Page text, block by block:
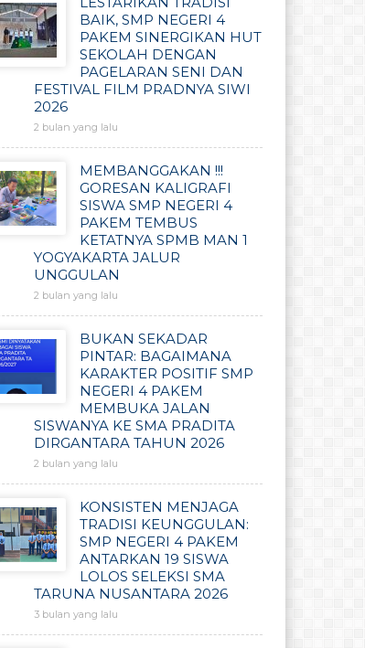
BAIK, SMP NEGERI 4
PAKEM SINERGIKAN HUT
SEKOLAH DENGAN
PAGELARAN SENI DAN
FESTIVAL FILM PRADNYA SIWI
2026
2 bulan yang lalu
MEMBANGGAKAN !!!
GORESAN KALIGRAFI
SISWA SMP NEGERI 4
PAKEM TEMBUS
KETATNYA SPMB MAN 1
YOGYAKARTA JALUR
UNGGULAN
2 bulan yang lalu
BUKAN SEKADAR
PINTAR: BAGAIMANA
KARAKTER POSITIF SMP
NEGERI 4 PAKEM
MEMBUKA JALAN
SISWANYA KE SMA PRADITA
DIRGANTARA TAHUN 2026
2 bulan yang lalu
KONSISTEN MENJAGA
TRADISI KEUNGGULAN:
SMP NEGERI 4 PAKEM
ANTARKAN 19 SISWA
LOLOS SELEKSI SMA
TARUNA NUSANTARA 2026
3 bulan yang lalu